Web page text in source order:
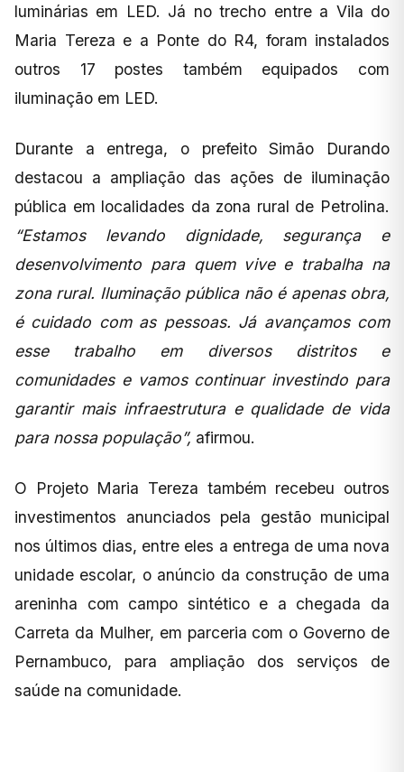
luminárias em LED. Já no trecho entre a Vila do
Maria Tereza e a Ponte do R4, foram instalados
outros 17 postes também equipados com
iluminação em LED.
Durante a entrega, o prefeito Simão Durando
destacou a ampliação das ações de iluminação
pública em localidades da zona rural de Petrolina.
“Estamos levando dignidade, segurança e
desenvolvimento para quem vive e trabalha na
zona rural. Iluminação pública não é apenas obra,
é cuidado com as pessoas. Já avançamos com
esse trabalho em diversos distritos e
comunidades e vamos continuar investindo para
garantir mais infraestrutura e qualidade de vida
para nossa população”, afirmou.
O Projeto Maria Tereza também recebeu outros
investimentos anunciados pela gestão municipal
nos últimos dias, entre eles a entrega de uma nova
unidade escolar, o anúncio da construção de uma
areninha com campo sintético e a chegada da
Carreta da Mulher, em parceria com o Governo de
Pernambuco, para ampliação dos serviços de
saúde na comunidade.